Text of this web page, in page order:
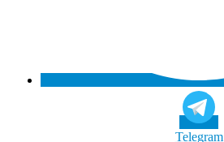
Telegram